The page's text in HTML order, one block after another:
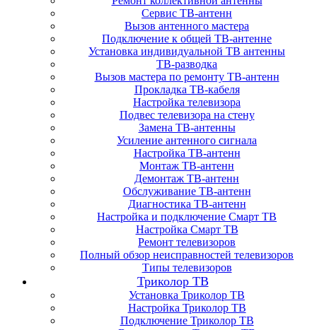
Сервис ТВ-антенн
Вызов антенного мастера
Подключение к общей ТВ-антенне
Установка индивидуальной ТВ антенны
ТВ-разводка
Вызов мастера по ремонту ТВ-антенн
Прокладка ТВ-кабеля
Настройка телевизора
Подвес телевизора на стену
Замена ТВ-антенны
Усиление антенного сигнала
Настройка ТВ-антенн
Монтаж ТВ-антенн
Демонтаж ТВ-антенн
Обслуживание ТВ-антенн
Диагностика ТВ-антенн
Настройка и подключение Смарт ТВ
Настройка Смарт ТВ
Ремонт телевизоров
Полный обзор неисправностей телевизоров
Типы телевизоров
Триколор ТВ
Установка Триколор ТВ
Настройка Триколор ТВ
Подключение Триколор ТВ